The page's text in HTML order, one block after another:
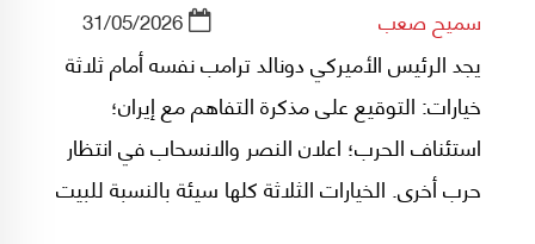
سميح صعب 31/05/2026
يجد الرئيس الأميركي دونالد ترامب نفسه أمام ثلاثة
خيارات: التوقيع على مذكرة التفاهم مع إيران؛
استئناف الحرب؛ اعلان النصر والانسحاب في انتظار
حرب أخرى. الخيارات الثلاثة كلها سيئة بالنسبة للبيت